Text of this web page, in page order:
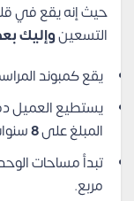
حيث إنه يقع في
التسعينوإليك
يقع كمبوند
يستطيع العميل
المبلغ على8
تبدأ مساحات
مربع.